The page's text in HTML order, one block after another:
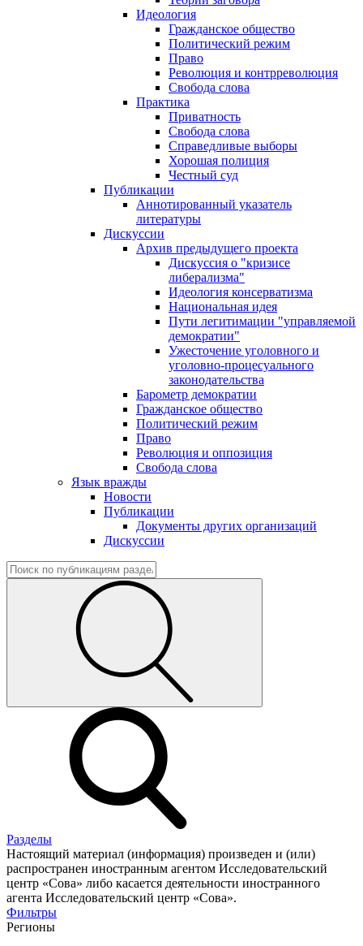
Идеология
Гражданское общество
Политический режим
Право
Революция и контрреволюция
Свобода слова
Практика
Приватность
Свобода слова
Справедливые выборы
Хорошая полиция
Честный суд
Публикации
Аннотированный указатель
литературы
Дискуссии
Архив предыдущего проекта
Дискуссия о "кризисе
либерализма"
Идеология консерватизма
Национальная идея
Пути легитимации "управляемой
демократии"
Ужесточение уголовного и
уголовно-процесуального
законодательства
Барометр демократии
Гражданское общество
Политический режим
Право
Революция и оппозиция
Свобода слова
Язык вражды
Новости
Публикации
Документы других организаций
Дискуссии
Разделы
Настоящий материал (информация) произведен и (или)
распространен иностранным агентом Исследовательский
центр «Сова» либо касается деятельности иностранного
агента Исследовательский центр «Сова».
Фильтры
Регионы